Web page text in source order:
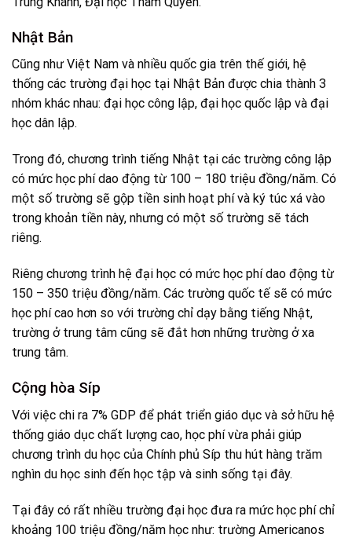
Nhật Bản
Cũng như Việt Nam và nhiều quốc gia trên thế giới, hệ
thống các trường đại học tại Nhật Bản được chia thành 3
nhóm khác nhau: đại học công lập, đại học quốc lập và đại
học dân lập.
Trong đó, chương trình tiếng Nhật tại các trường công lập
có mức học phí dao động từ 100 – 180 triệu đồng/năm. Có
một số trường sẽ gộp tiền sinh hoạt phí và ký túc xá vào
trong khoản tiền này, nhưng có một số trường sẽ tách
riêng.
Riêng chương trình hệ đại học có mức học phí dao động từ
150 – 350 triệu đồng/năm. Các trường quốc tế sẽ có mức
học phí cao hơn so với trường chỉ dạy bằng tiếng Nhật,
trường ở trung tâm cũng sẽ đắt hơn những trường ở xa
trung tâm.
Cộng hòa Síp
Với việc chi ra 7% GDP để phát triển giáo dục và sở hữu hệ
thống giáo dục chất lượng cao, học phí vừa phải giúp
chương trình du học của Chính phủ Síp thu hút hàng trăm
nghìn du học sinh đến học tập và sinh sống tại đây.
Tại đây có rất nhiều trường đại học đưa ra mức học phí chỉ
khoảng 100 triệu đồng/năm học như: trường Americanos